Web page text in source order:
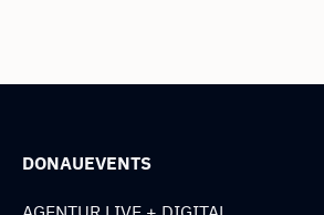
DONAUEVENTS